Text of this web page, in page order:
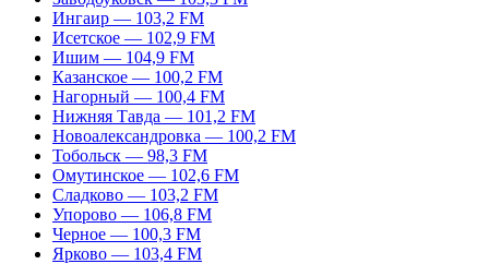
Ингаир — 103,2 FM
Исетское — 102,9 FM
Ишим — 104,9 FM
Казанское — 100,2 FM
Нагорный — 100,4 FM
Нижняя Тавда — 101,2 FM
Новоалександровка — 100,2 FM
Тобольск — 98,3 FM
Омутинское — 102,6 FM
Сладково — 103,2 FM
Упорово — 106,8 FM
Черное — 100,3 FM
Ярково — 103,4 FM